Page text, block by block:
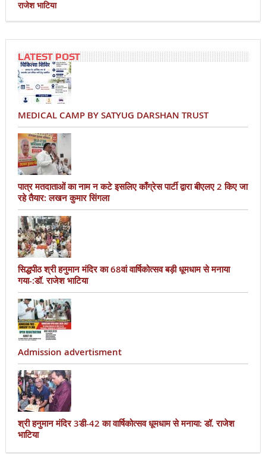
राजेश भाटिया
LATEST POST
MEDICAL CAMP BY SATYUG DARSHAN TRUST
पात्र मतदाताओं का नाम न कटे इसलिए काँग्रेस पार्टी द्वारा बीएलए 2 किए जा
रहे तैयार: लखन कुमार सिंगला
सिद्धपीठ श्री हनुमान मंदिर का 68वां वार्षिकोत्सव बड़ी धूमधाम से मनाया
गया-:डॉ. राजेश भाटिया
Admission advertisment
श्री हनुमान मंदिर 3डी-42 का वार्षिकोत्सव धूमधाम से मनाया: डॉ. राजेश
भाटिया